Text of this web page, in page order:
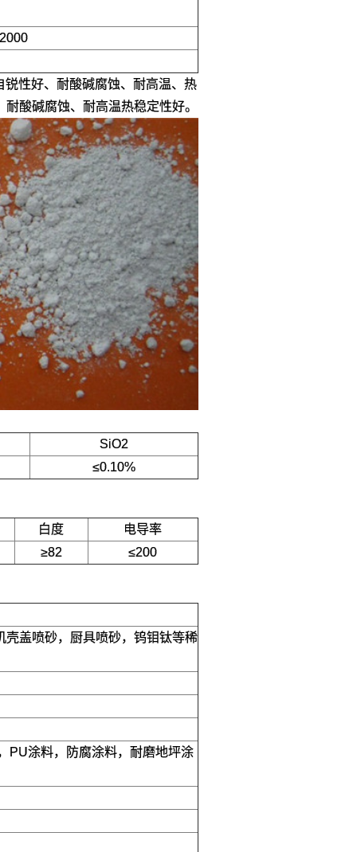
性好、耐酸碱腐蚀、耐高温、热
酸碱腐蚀、耐高温热稳定性好。
SiO2
≤0.10%
白度
电导率
≥82
≤200
盖喷砂，厨具喷砂，钨钼钛等稀
PU涂料，防腐涂料，耐磨地坪涂